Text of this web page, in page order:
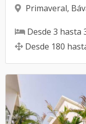
Primaveral,
Desde 3 hasta
Desde 180